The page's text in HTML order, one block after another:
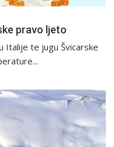
pravo ljeto
Italije te jugu Švicarske